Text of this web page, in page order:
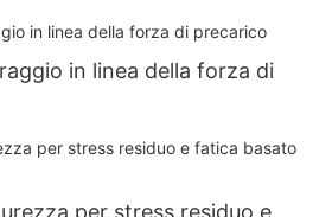
in linea della forza di
per stress residuo e